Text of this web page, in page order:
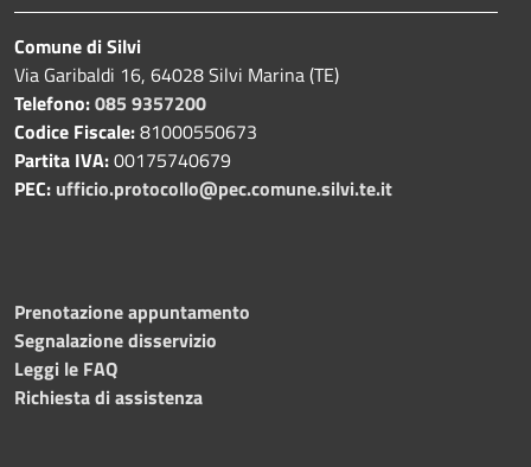
Comune di Silvi
Via Garibaldi 16, 64028 Silvi Marina (TE)
Telefono:085 9357200
Codice Fiscale:81000550673
Partita IVA:00175740679
PEC: ufficio.protocollo@pec.comune.silvi.te.it
Prenotazione appuntamento
Segnalazione disservizio
Leggi le FAQ
Richiesta di assistenza